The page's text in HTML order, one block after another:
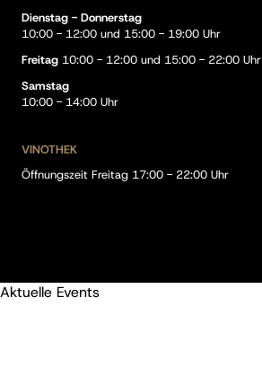
Dienstag - Donnerstag
10:00 - 12:00 und 15:00 - 19:00 Uhr
Freitag 10:00 - 12:00 und 15:00 - 22:00 Uhr
Samstag
10:00 - 14:00 Uhr
VINOTHEK
Öffnungszeit Freitag 17:00 - 22:00 Uhr
Aktuelle Events